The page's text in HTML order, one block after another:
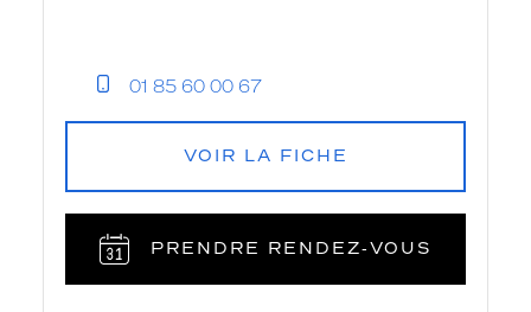
01 85 60 00 67
VOIR LA FICHE
PRENDRE RENDEZ‑VOUS